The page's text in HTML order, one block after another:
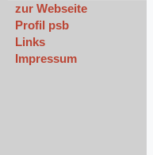
zur Webseite
Profil psb
Links
Impressum